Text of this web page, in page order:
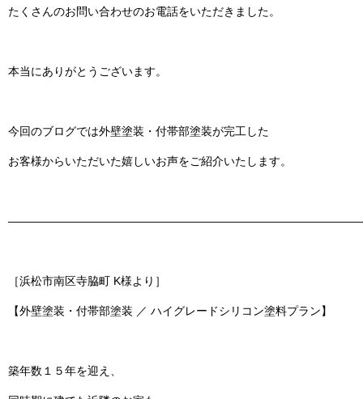
たくさんのお問い合わせのお電話をいただきました。
本当にありがとうございます。
今回のブログでは外壁塗装・付帯部塗装が完工した
お客様からいただいた嬉しいお声をご紹介いたします。
［浜松市南区寺脇町 K様より］
【外壁塗装・付帯部塗装 ／ ハイグレードシリコン塗料プラン】
築年数１５年を迎え、